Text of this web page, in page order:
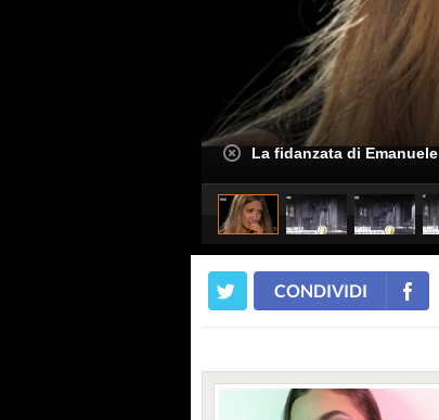
La fidanzata di Emanuele
CONDIVIDI